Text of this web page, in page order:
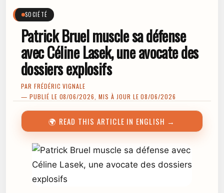
SOCIÉTÉ
Patrick Bruel muscle sa défense
avec Céline Lasek, une avocate des
dossiers explosifs
PAR FRÉDÉRIC VIGNALE
— PUBLIÉ LE 08/06/2026, MIS À JOUR LE 08/06/2026
🌍 READ THIS ARTICLE IN ENGLISH →